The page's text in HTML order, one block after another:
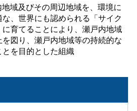
域及びその周辺地域を、環境に
、世界にも認められる「サイク
育てることにより、瀬戸内地域
図り、瀬戸内地域等の持続的な
を目的とした組織